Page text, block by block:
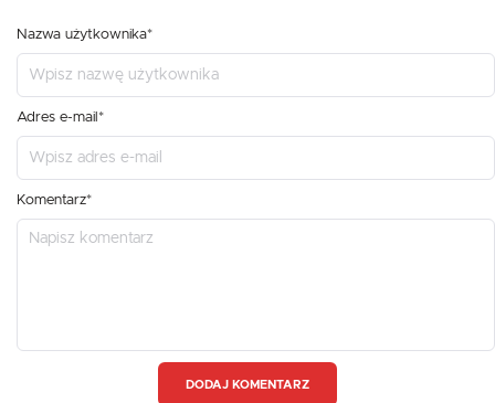
Nazwa użytkownika*
Adres e-mail*
Komentarz*
DODAJ KOMENTARZ